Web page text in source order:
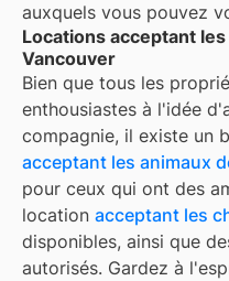
auxquels vous pouvez
Locations acceptant
Vancouver
Bien que tous les
enthousiastes à l'idée
compagnie, il existe un
acceptant les animaux
pour ceux qui ont des
location acceptant les
disponibles, ainsi que
autorisés. Gardez à